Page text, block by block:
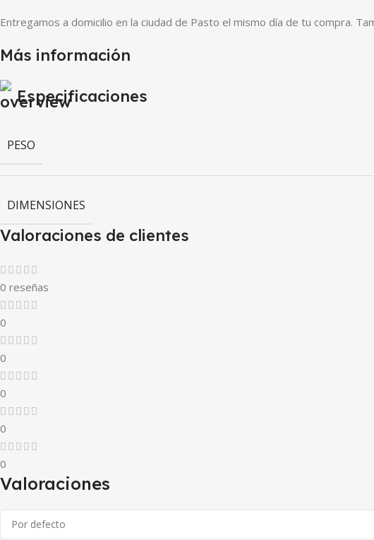
Entregamos a domicilio en la ciudad de Pasto el mismo día de tu compra.
Más información
Especificaciones
PESO
DIMENSIONES
Valoraciones de clientes
0 reseñas
0
0
0
0
0
Valoraciones